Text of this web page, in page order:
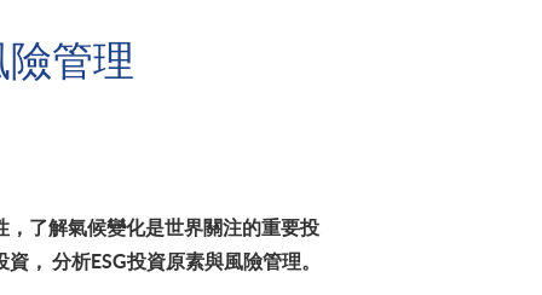
管理
，了解氣候變化是世界關注的重要投
， 分析ESG投資原素與風險管理。